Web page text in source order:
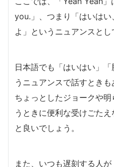
you.」、つまり「はいは
よ」というニュアンスとし
日本語でも「はいはい」
うニュアンスで話すときも
ちょっとしたジョークや
うときに便利な受けごた
と良いでしょう。
また、いつも遅刻する人